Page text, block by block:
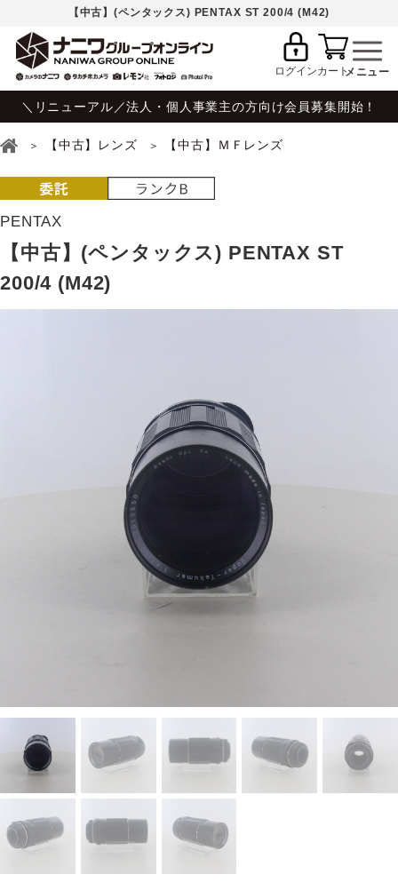
【中古】(ペンタックス) PENTAX ST 200/4 (M42)
ログインカート
＼リニューアル／法人・個人事業主の方向け会員募集開始！
【中古】レンズ 【中古】ＭＦレンズ
PENTAX
【中古】(ペンタックス) PENTAX ST
200/4 (M42)